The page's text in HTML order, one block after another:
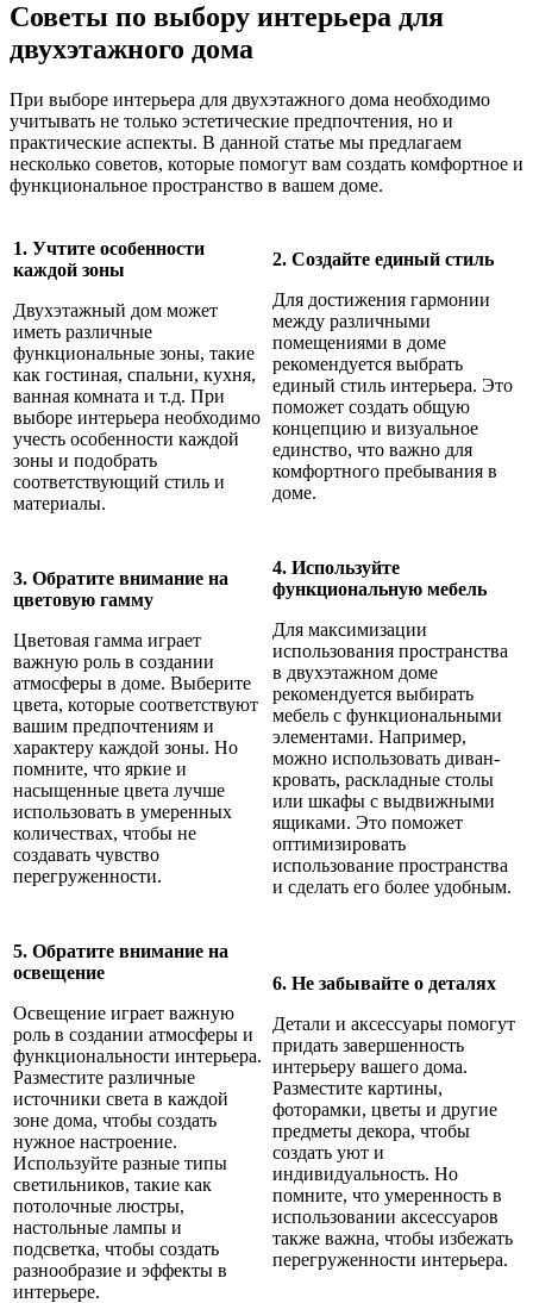
Советы по выбору интерьера для
двухэтажного дома
При выборе интерьера для двухэтажного дома необходимо
учитывать не только эстетические предпочтения, но и
практические аспекты. В данной статье мы предлагаем
несколько советов, которые помогут вам создать комфортное и
функциональное пространство в вашем доме.
1. Учтите особенности
каждой зоны
Двухэтажный дом может
иметь различные
функциональные зоны, такие
как гостиная, спальни, кухня,
ванная комната и т.д. При
выборе интерьера необходимо
учесть особенности каждой
зоны и подобрать
соответствующий стиль и
материалы.
2. Создайте единый стиль
Для достижения гармонии
между различными
помещениями в доме
рекомендуется выбрать
единый стиль интерьера. Это
поможет создать общую
концепцию и визуальное
единство, что важно для
комфортного пребывания в
доме.
3. Обратите внимание на
цветовую гамму
Цветовая гамма играет
важную роль в создании
атмосферы в доме. Выберите
цвета, которые соответствуют
вашим предпочтениям и
характеру каждой зоны. Но
помните, что яркие и
насыщенные цвета лучше
использовать в умеренных
количествах, чтобы не
создавать чувство
перегруженности.
4. Используйте
функциональную мебель
Для максимизации
использования пространства
в двухэтажном доме
рекомендуется выбирать
мебель с функциональными
элементами. Например,
можно использовать диван-
кровать, раскладные столы
или шкафы с выдвижными
ящиками. Это поможет
оптимизировать
использование пространства
и сделать его более удобным.
5. Обратите внимание на
освещение
Освещение играет важную
роль в создании атмосферы и
функциональности интерьера.
Разместите различные
источники света в каждой
зоне дома, чтобы создать
нужное настроение.
Используйте разные типы
светильников, такие как
потолочные люстры,
настольные лампы и
подсветка, чтобы создать
разнообразие и эффекты в
интерьере.
6. Не забывайте о деталях
Детали и аксессуары помогут
придать завершенность
интерьеру вашего дома.
Разместите картины,
фоторамки, цветы и другие
предметы декора, чтобы
создать уют и
индивидуальность. Но
помните, что умеренность в
использовании аксессуаров
также важна, чтобы избежать
перегруженности интерьера.